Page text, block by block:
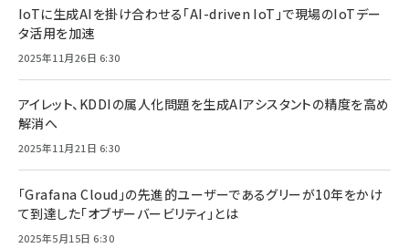
IoTに生成AIを掛け合わせる「AI-driven IoT」で現場のIoTデー
タ活用を加速
2025年11月26日 6:30
アイレット、KDDIの属人化問題を生成AIアシスタントの精度を高め
解消へ
2025年11月21日 6:30
「Grafana Cloud」の先進的ユーザーであるグリーが10年をかけ
て到達した「オブザーバービリティ」とは
2025年5月15日 6:30